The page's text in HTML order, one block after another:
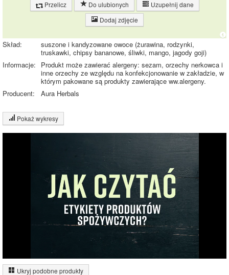
Przelicz Do ulubionych
Uzupełnij dane
Dodaj zdjęcie
Skład:
suszone i kandyzowane owoce (żurawina, rodzynki,
truskawki, chipsy bananowe, śliwki, mango, jagody goji)
Informacje:
Produkt może zawierać alergeny: sezam, orzechy nerkowca i
inne orzechy ze względu na konfekcjonowanie w zakładzie, w
którym pakowane są produkty zawierające ww.alergeny.
Producent:
Aura Herbals
Pokaż wykresy
Wykres składu produktu
Węglowodany
Pozostałe (31%)
61%
Ukryj podobne produkty